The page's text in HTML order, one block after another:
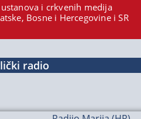
i crkvenih medija
Bosne i Hercegovine i SR
radio